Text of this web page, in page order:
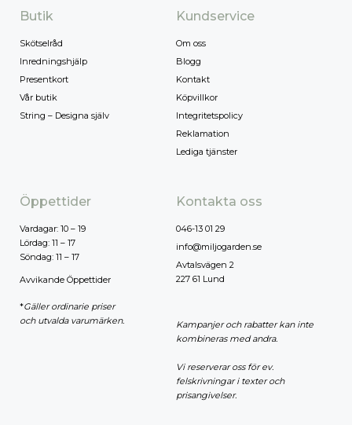
Butik
Skötselråd
Inredningshjälp
Presentkort
Vår butik
String – Designa själv
Kundservice
Om oss
Blogg
Kontakt
Köpvillkor
Integritetspolicy
Reklamation
Lediga tjänster
Öppettider
Vardagar: 10 – 19
Lördag: 11 – 17
Söndag: 11 – 17
Avvikande Öppettider
*Gäller ordinarie priser
och utvalda varumärken.
Kontakta oss
046-13 01 29
info@miljogarden.se
Avtalsvägen 2
227 61 Lund
Kampanjer och rabatter kan inte
kombineras med andra.
Vi reserverar oss för ev.
felskrivningar i texter och
prisangivelser.